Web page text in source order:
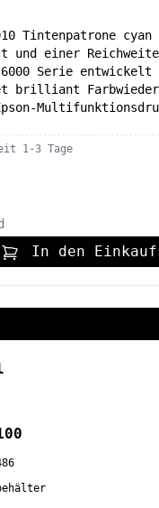
Tintenpatrone
und einer
6000 Serie
brilliant
1-3 Tage
In den